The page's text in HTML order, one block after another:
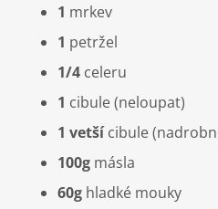
1 mrkev
1 petržel
1/4 celeru
1 cibule (neloupat)
1 vetšícibule
100g másla
60g hladké mouky